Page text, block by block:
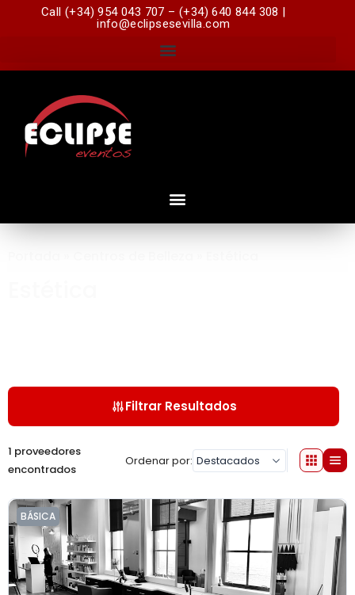
Call (+34) 954 043 707 – (+34) 640 844 308 |
info@eclipsesevilla.com
Filtrar Resultados
1 proveedores
encontrados
Ordenar por:
BÁSICA